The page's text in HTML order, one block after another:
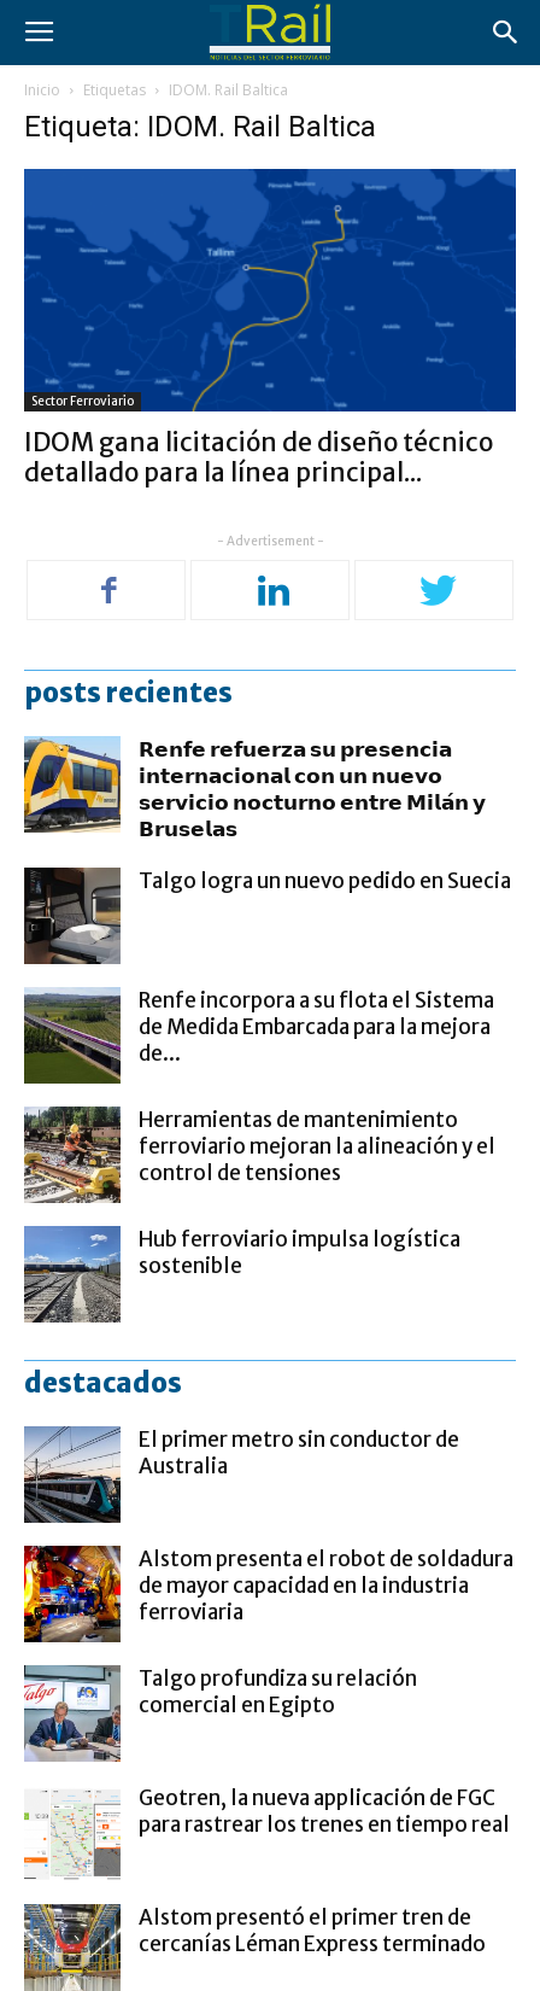
Inicio Etiquetas IDOM. Rail Baltica
Etiqueta: IDOM. Rail Baltica
Sector Ferroviario
IDOM gana licitación de diseño técnico
detallado para la línea principal...
- Advertisement -
posts recientes
𝗥𝗲𝗻𝗳𝗲 𝗿𝗲𝗳𝘂𝗲𝗿𝘇𝗮 𝘀𝘂 𝗽𝗿𝗲𝘀𝗲𝗻𝗰𝗶𝗮
𝗶𝗻𝘁𝗲𝗿𝗻𝗮𝗰𝗶𝗼𝗻𝗮𝗹 𝗰𝗼𝗻 𝘂𝗻 𝗻𝘂𝗲𝘃𝗼
𝘀𝗲𝗿𝘃𝗶𝗰𝗶𝗼 𝗻𝗼𝗰𝘁𝘂𝗿𝗻𝗼 𝗲𝗻𝘁𝗿𝗲 𝗠𝗶𝗹𝗮́𝗻 𝘆
𝗕𝗿𝘂𝘀𝗲𝗹𝗮𝘀
Talgo logra un nuevo pedido en Suecia
Renfe incorpora a su flota el Sistema
de Medida Embarcada para la mejora
de...
Herramientas de mantenimiento
ferroviario mejoran la alineación y el
control de tensiones
Hub ferroviario impulsa logística
sostenible
destacados
El primer metro sin conductor de
Australia
Alstom presenta el robot de soldadura
de mayor capacidad en la industria
ferroviaria
Talgo profundiza su relación
comercial en Egipto
Geotren, la nueva applicación de FGC
para rastrear los trenes en tiempo real
Alstom presentó el primer tren de
cercanías Léman Express terminado